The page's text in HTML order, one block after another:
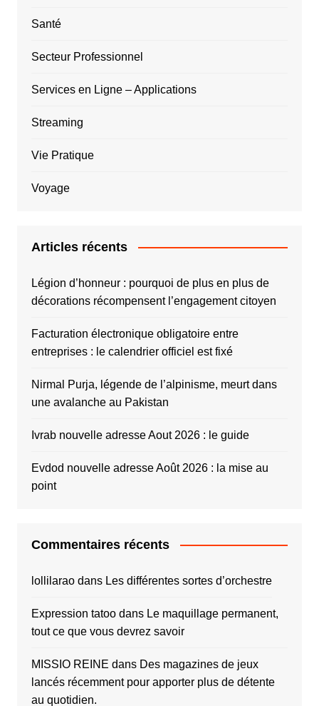
Santé
Secteur Professionnel
Services en Ligne – Applications
Streaming
Vie Pratique
Voyage
Articles récents
Légion d’honneur : pourquoi de plus en plus de
décorations récompensent l’engagement citoyen
Facturation électronique obligatoire entre
entreprises : le calendrier officiel est fixé
Nirmal Purja, légende de l’alpinisme, meurt dans
une avalanche au Pakistan
Ivrab nouvelle adresse Aout 2026 : le guide
Evdod nouvelle adresse Août 2026 : la mise au
point
Commentaires récents
lollilaraodans Les différentes sortes d’orchestre
Expression tatoodans Le maquillage permanent,
tout ce que vous devrez savoir
MISSIO REINE dans Des magazines de jeux
lancés récemment pour apporter plus de détente
au quotidien.